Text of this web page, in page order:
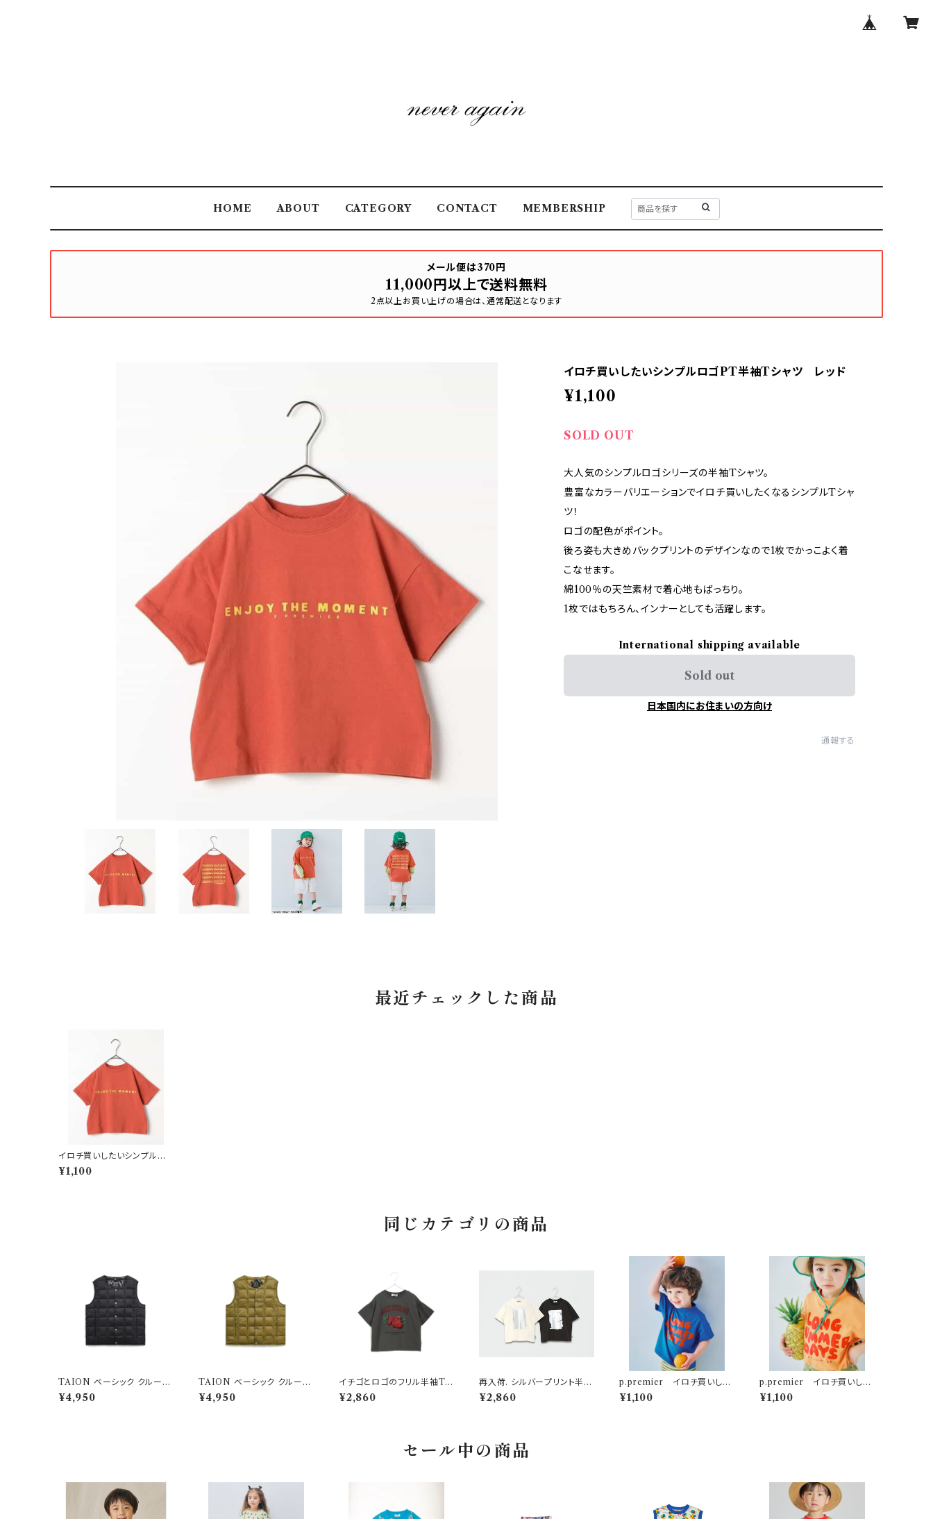
HOME ABOUT CATEGORY CONTACT MEMBERSHIP
メール便は370円
11,000円以上で送料無料
2点以上お買い上げの場合は、通常配送となります
イロチ買いしたいシンプルロゴPT半袖Tシャツ レッド
¥1,100
SOLD OUT
大人気のシンプルロゴシリーズの半袖Tシャツ。
豊富なカラーバリエーションでイロチ買いしたくなるシンプルTシャ
ツ！
ロゴの配色がポイント。
後ろ姿も大きめバックプリントのデザインなので1枚でかっこよく着
こなせます。
綿100％の天竺素材で着心地もばっちり。
1枚ではもちろん、インナーとしても活躍します。
International shipping available
Sold out
日本国内にお住まいの方向け
通報する
最近チェックした商品
イロチ買いしたいシンプルロ
ゴPT半袖Tシャツ レッド
¥1,100
同じカテゴリの商品
TAION ベーシック クルーネ
ック インナーダウンベスト ブ
ラック
¥4,950
TAION ベーシック クルーネ
ック インナーダウンベスト ベ
ージュ
¥4,950
イチゴとロゴのフリル半袖Tシ
¥2,860
再入荷. シルバープリント半袖
Tシャツ 150-160cm
¥2,860
p.premier イロチ買いした
いノーバケーションノーサマー
¥1,100
p.premier イロチ買いした
いノーバケーションノーサマー
¥1,100
セール中の商品